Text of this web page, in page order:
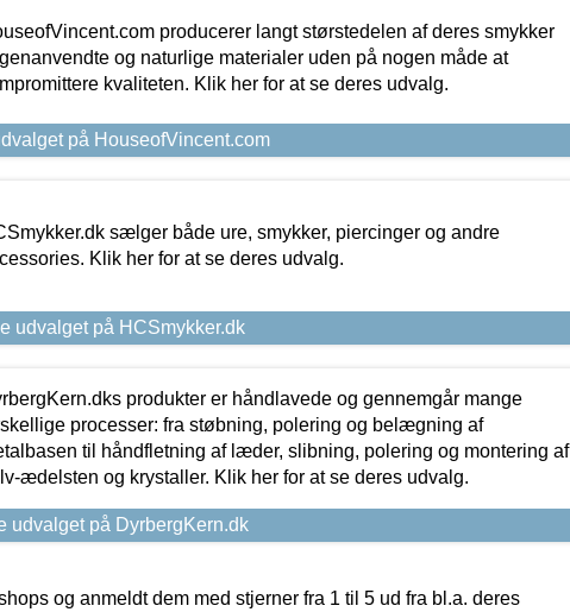
producerer langt størstedelen af deres smykker
og naturlige materialer uden på nogen måde at
kvaliteten. Klik her for at se deres udvalg.
på HouseofVincent.com
sælger både ure, smykker, piercinger og andre
Klik her for at se deres udvalg.
udvalget på HCSmykker.dk
produkter er håndlavede og gennemgår mange
processer: fra støbning, polering og belægning af
til håndfletning af læder, slibning, polering og montering af
ædelsten og krystaller. Klik her for at se deres udvalg.
udvalget på DyrbergKern.dk
og anmeldt dem med stjerner fra 1 til 5 ud fra bl.a. deres